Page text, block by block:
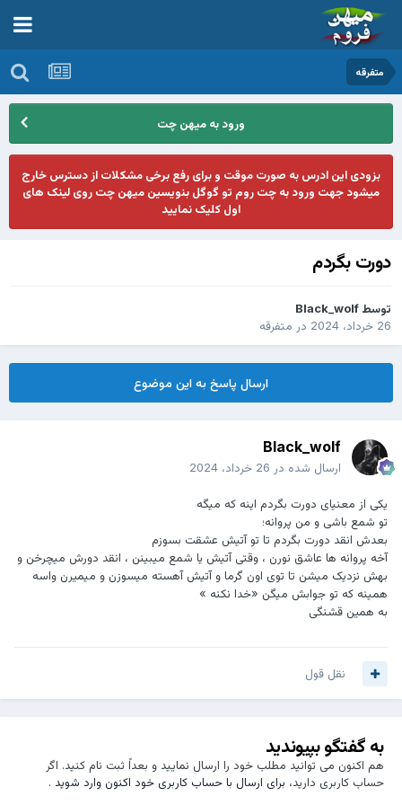
متفرقه
ورود به میهن چت
بزودی این ادرس به صورت موقت و برای رفع برخی مشکلات از دسترس خارج
میشود جهت ورود به چت روم تو گوگل بنویسین میهن چت روی لینک های
اول کلیک نمایید
دورت بگردم
توسط Black_wolf
26 خرداد، 2024
در متفرقه
ارسال پاسخ به این موضوع
Black_wolf
ارسال شده در 26 خرداد، 2024
یکی از معنیای دورت بگردم اینه که میگه
تو شمع باشی و من پروانه؛
بعدش انقد دورت بگردم تا تو آتیش عشقت بسوزم
آخه پروانه ها عاشق نورن ، وقتی آتیش یا شمع میبینن ، انقد دورش میچرخن و
بهش نزدیک میشن تا توی اون گرما و آتیش آهسته میسوزن و میمیرن واسه
همینه که تو جوابش میگن «خدا نکنه »
به همین قشنگی
نقل قول
به گفتگو بپیوندید
هم اکنون می توانید مطلب خود را ارسال نمایید و بعداً ثبت نام کنید. اگر
حساب کاربری دارید، برای ارسال با حساب کاربری خود اکنون وارد شوید.